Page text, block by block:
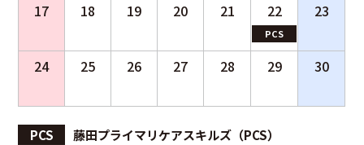
17 18 19 20 21 22
PCS
23
24 25 26 27 28 29 30
PCS
藤田プライマリケアスキルズ（PCS）